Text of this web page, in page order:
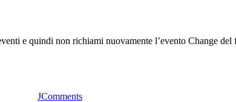
e quindi non richiami nuovamente l’evento Change
JComments